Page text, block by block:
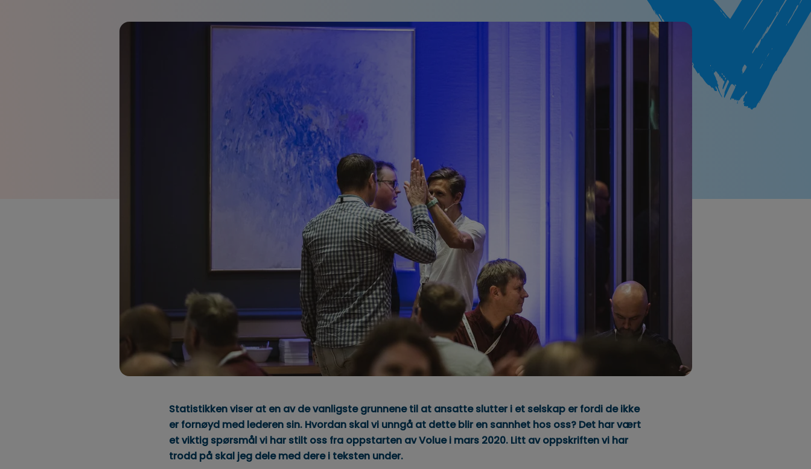
Statistikken viser at en av de vanligste grunnene til at ansatte slutter i et selskap er fordi de ikke
er fornøyd med lederen sin. Hvordan skal vi unngå at dette blir en sannhet hos oss? Det har vært
et viktig spørsmål vi har stilt oss fra oppstarten av Volue i mars 2020. Litt av oppskriften vi har
trodd på skal jeg dele med dere i teksten under.